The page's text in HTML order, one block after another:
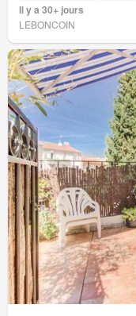
Il y a 30+ jours
LEBONCOIN